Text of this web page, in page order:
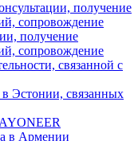
получение
сопровождение
получение
сопровождение
связанной с
Эстонии, связанных
в Армении